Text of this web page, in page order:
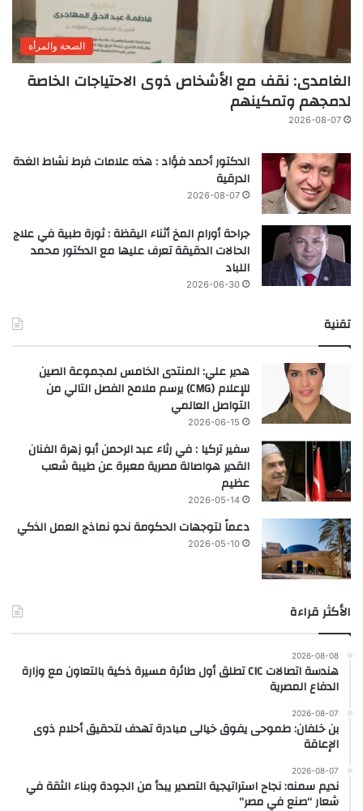
الصحة والمرأة
الغامدى: نقف مع الأشخاص ذوى الاحتياجات الخاصة
لدمجهم وتمكينهم
2026-08-07
الدكتور أحمد فؤاد : هذه علامات فرط نشاط الغدة
الدرقية
2026-08-07
جراحة أورام المخ أثناء اليقظة : ثورة طبية في علاج
الحالات الدقيقة تعرف عليها مع الدكتور محمد
اللباد
2026-06-30
تقنية
هدير علي: المنتدى الخامس لمجموعة الصين
للإعلام (CMG) يرسم ملامح الفصل التالي من
التواصل العالمي
2026-06-15
سفير تركيا : في رثاء عبد الرحمن أبو زهرة الفنان
القدير هواصالة مصرية معبرة عن طيبة شعب
عظيم
2026-05-14
دعماً لتوجهات الحكومة نحو نماذج العمل الذكي
2026-05-10
الأكثر قراءة
2026-08-08
هندسة اتصالات CIC تطلق أول طائرة مسيرة ذكية بالتعاون مع وزارة
الدفاع المصرية
2026-08-07
بن خلفان: طموحى يفوق خيالى مبادرة تهدف لتحقيق أحلام ذوى
الإعاقة
2026-08-07
نديم سمنه: نجاح استراتيجية التصدير يبدأ من الجودة وبناء الثقة في
شعار “صنع في مصر”